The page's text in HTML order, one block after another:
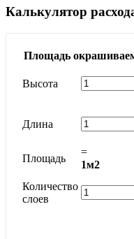
Калькулятор
Площадь
Высота
Длина
Площадь
=
1м2
Количество
слоев